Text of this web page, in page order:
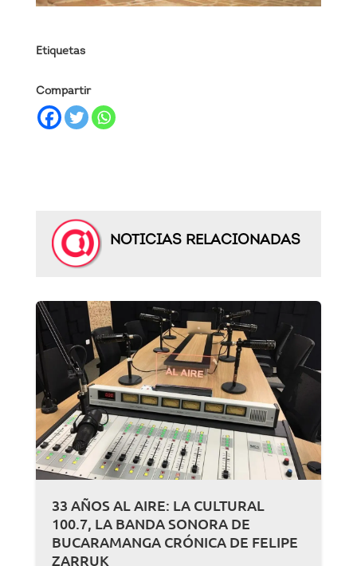
Etiquetas
Compartir
NOTICIAS RELACIONADAS
33 AÑOS AL AIRE: LA CULTURAL
100.7, LA BANDA SONORA DE
BUCARAMANGA CRÓNICA DE FELIPE
ZARRUK